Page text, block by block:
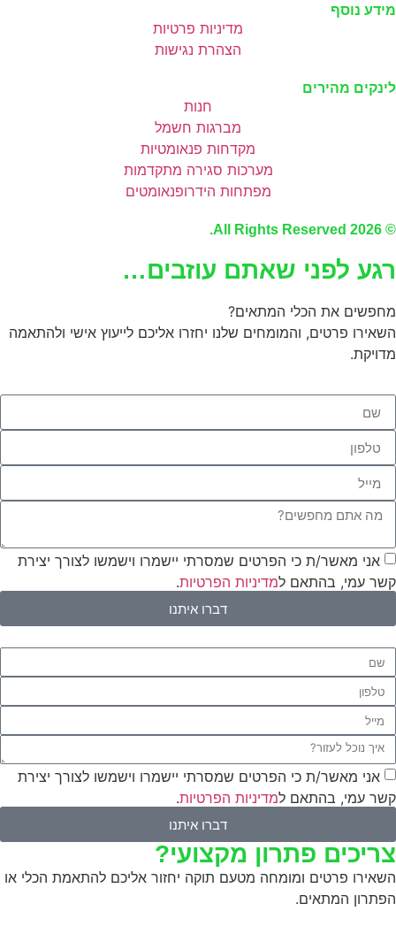
מידע נוסף
מדיניות פרטיות
הצהרת נגישות
לינקים מהירים
חנות
מברגות חשמל
מקדחות פנאומטיות
מערכות סגירה מתקדמות
מפתחות הידרופנאומטים
© 2026 All Rights Reserved.
רגע לפני שאתם עוזבים…
מחפשים את הכלי המתאים?
השאירו פרטים, והמומחים שלנו יחזרו אליכם לייעוץ אישי ולהתאמה
מדויקת.
אני מאשר/ת כי הפרטים שמסרתי יישמרו וישמשו לצורך יצירת
קשר עמי, בהתאם למדיניות הפרטיות.
דברו איתנו
אני מאשר/ת כי הפרטים שמסרתי יישמרו וישמשו לצורך יצירת
קשר עמי, בהתאם למדיניות הפרטיות.
דברו איתנו
צריכים פתרון מקצועי?
השאירו פרטים ומומחה מטעם תוקה יחזור אליכם להתאמת הכלי או
הפתרון המתאים.